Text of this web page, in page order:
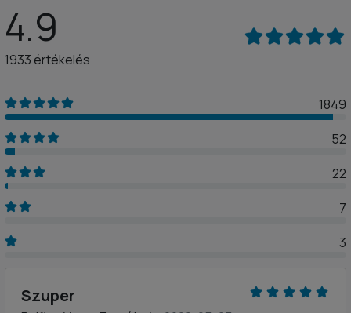
4.9
1933 értékelés
1849
52
22
7
3
Szuper